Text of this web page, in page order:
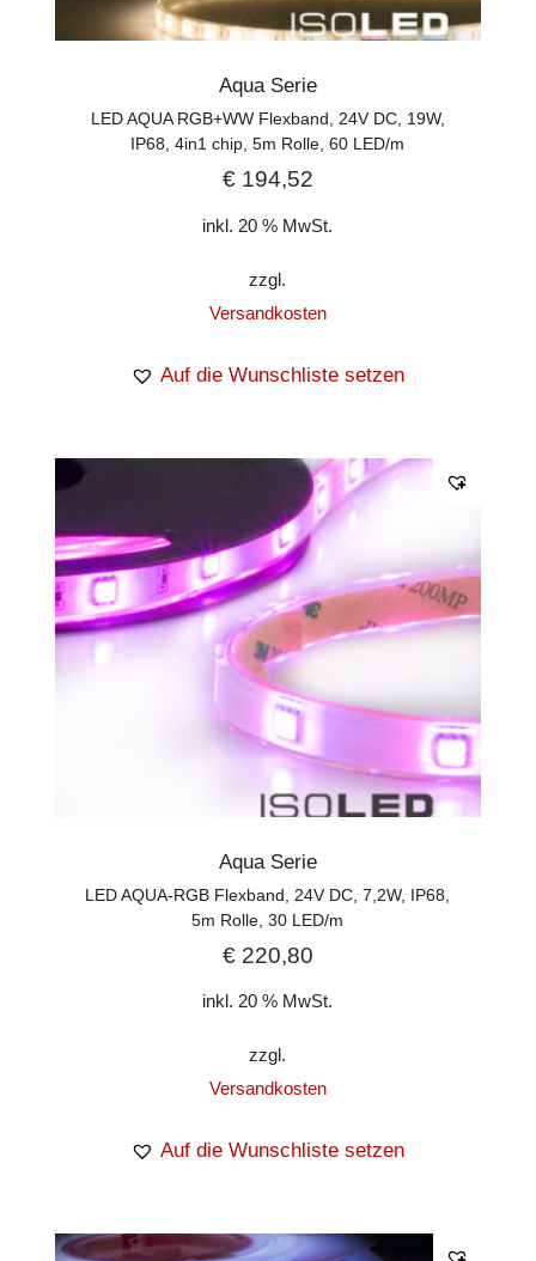
Aqua Serie
LED AQUA RGB+WW Flexband, 24V DC, 19W,
IP68, 4in1 chip, 5m Rolle, 60 LED/m
€194,52
inkl. 20 % MwSt.
zzgl.
Versandkosten
Auf die Wunschliste setzen
Aqua Serie
LED AQUA-RGB Flexband, 24V DC, 7,2W, IP68,
5m Rolle, 30 LED/m
€220,80
inkl. 20 % MwSt.
zzgl.
Versandkosten
Auf die Wunschliste setzen